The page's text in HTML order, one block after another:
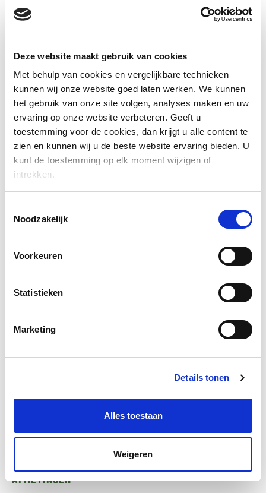
Deze website maakt gebruik van cookies
Met behulp van cookies en vergelijkbare technieken
kunnen wij onze website goed laten werken. We kunnen
het gebruik van onze site volgen, analyses maken en uw
ervaring op onze website verbeteren. Geeft u
toestemming voor de cookies, dan krijgt u alle content te
zien en kunnen wij u de beste website ervaring bieden. U
kunt de toestemming op elk moment wijzigen of
intrekken.
Noodzakelijk
Voorkeuren
Statistieken
Marketing
Details tonen
Alles toestaan
Weigeren
Het verborgen spijkergedeelte zorgt voor een elegante
afwerking van de gevelbekleding zonder zichtbare
schroefgaten. Het oppervlak is standaard gladgeschaafd en kan
op verzoek geborsteld worden.
EIGENSCHAPPEN
Vochtgehalte na productie 2-6%
Vergrijst mooi als het onbehandeld blijft
nodig als het volgens de instructies wordt geïnstalleerd
Harsvrij, ook bij hoge temperaturen
Om de originele bruine tint te behouden is een UV-
VRAAG EEN GRATIS MONSTERSTUK AAN
AFMETINGEN